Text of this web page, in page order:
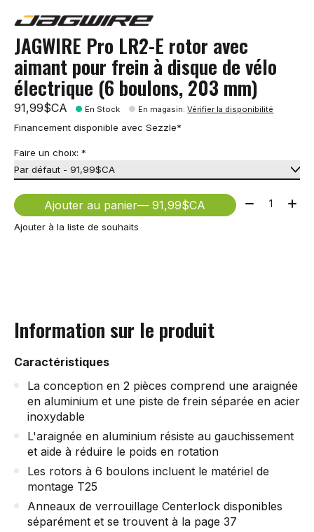
JAGWIRE Pro LR2-E rotor avec
aimant pour frein à disque de vélo
électrique (6 boulons, 203 mm)
91,99$CA En Stock En magasin:Vérifier la disponibilité
Financement disponible avec Sezzle*
Faire un choix: *
Ajouter au panier — 91,99$CA Quantité:
Ajouter à la liste de souhaits
Information sur le produit
Caractéristiques
La conception en 2 pièces comprend une araignée
en aluminium et une piste de frein séparée en acier
inoxydable
L'araignée en aluminium résiste au gauchissement
et aide à réduire le poids en rotation
Les rotors à 6 boulons incluent le matériel de
montage T25
Anneaux de verrouillage Centerlock disponibles
séparément et se trouvent à la page 37